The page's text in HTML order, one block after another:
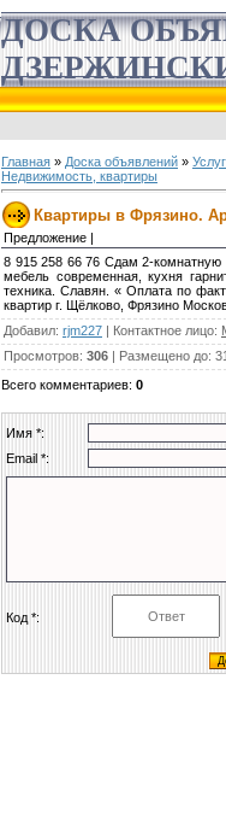
ДОСКА
Главная » Доска объявлений »
Недвижимость, квартиры
Квартиры в Фрязино.
Предложение |
8 915 258 66 76 Сдам 2-комнатную
мебель современная, кухня
техника. Славян. « Оплата по
квартир г. Щёлково, Фрязино
Добавил: rjm227 | Контактное лицо:
Просмотров: 306 | Размещено до:
Всего комментариев: 0
Имя *:
Email *:
Код *: